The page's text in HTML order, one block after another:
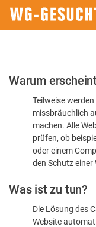
Bitte
dass
sind
Warum
Teilweise
missbräuchlich
machen. Alle
prüfen, ob
oder einem
den Schutz einer
Was ist zu tun?
Die Lösung des
Website